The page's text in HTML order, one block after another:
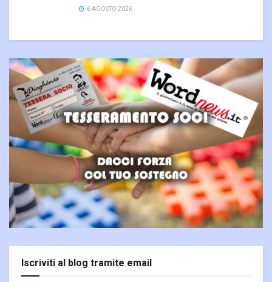
6 AGOSTO 2026
Iscriviti al blog tramite email